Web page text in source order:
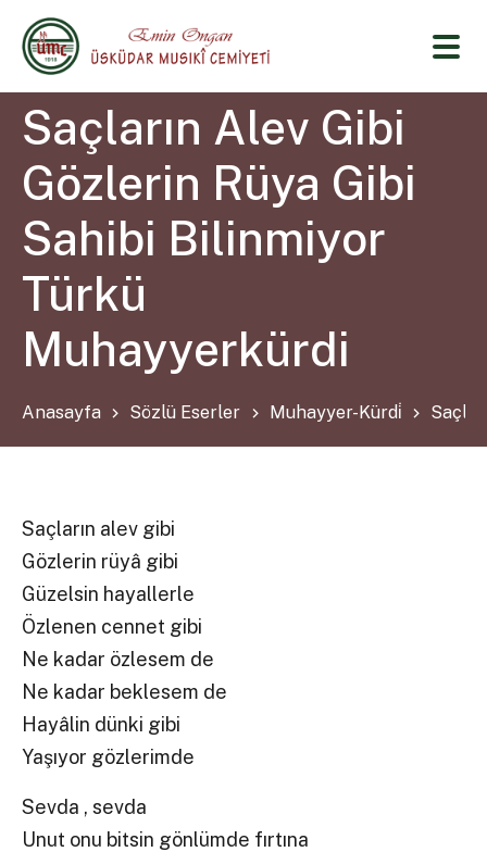
Saçların Alev Gibi
Gözlerin Rüya Gibi
Sahibi Bilinmiyor
Türkü
Muhayyerkürdi
Anasayfa Sözlü Eserler Muhayyer-Kürdi̇
Saçların alev gibi
Gözlerin rüyâ gibi
Güzelsin hayallerle
Özlenen cennet gibi
Ne kadar özlesem de
Ne kadar beklesem de
Hayâlin dünki gibi
Yaşıyor gözlerimde
Sevda , sevda
Unut onu bitsin gönlümde fırtına